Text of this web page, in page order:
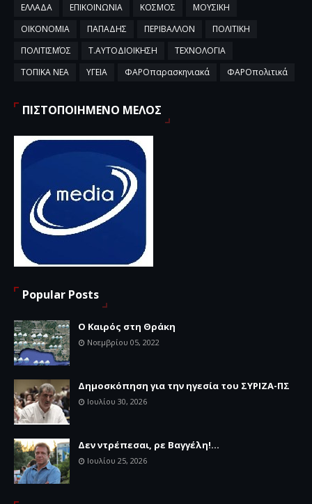
ΕΛΛΑΔΑ
ΕΠΙΚΟΙΝΩΝΙΑ ΚΟΣΜΟΣ
ΜΟΥΣΙΚΗ
ΟΙΚΟΝΟΜΙΑ
ΠΑΠΑΔΗΣ ΠΕΡΙΒΑΛΛΟΝ
ΠΟΛΙΤΙΚΗ
ΠΟΛΙΤΙΣΜΌΣ
Τ.ΑΥΤΟΔΙΟΙΚΗΣΗ
ΤΕΧΝΟΛΟΓΙΑ
ΤΟΠΙΚΑ ΝΕΑ
ΥΓΕΙΑ ΦΑΡΟπαρασκηνιακά ΦΑΡΟπολιτικά
ΠΙΣΤΟΠΟΙΗΜΕΝΟ ΜΕΛΟΣ
Popular Posts
Ο Καιρός στη Θράκη
Νοεμβρίου 05, 2022
Δημοσκόπηση για την ηγεσία του ΣΥΡΙΖΑ-ΠΣ
Ιουλίου 30, 2026
Δεν ντρέπεσαι, ρε Βαγγέλη!...
Ιουλίου 25, 2026